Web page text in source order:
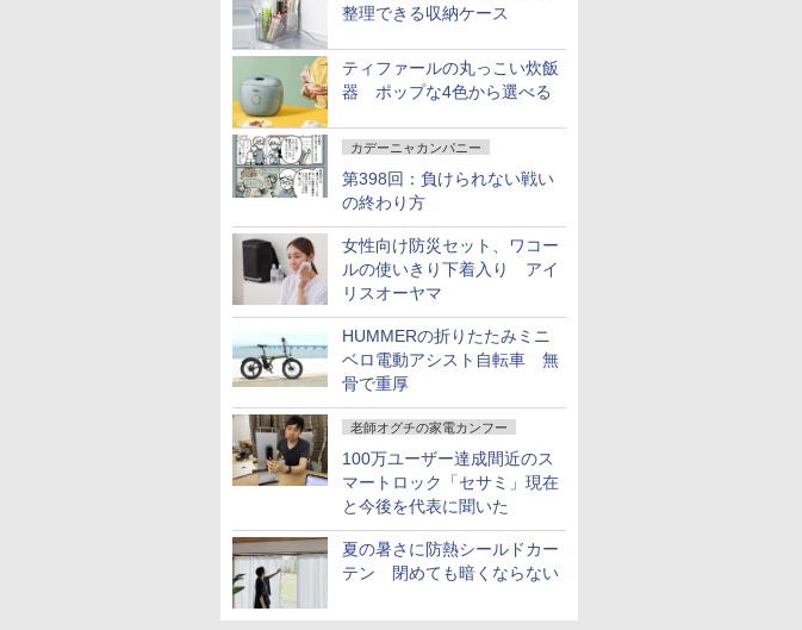
整理できる収納ケース
ティファールの丸っこい炊飯
器 ポップな4色から選べる
カデーニャカンパニー
第398回：負けられない戦い
の終わり方
女性向け防災セット、ワコー
ルの使いきり下着入り アイ
リスオーヤマ
HUMMERの折りたたみミニ
ベロ電動アシスト自転車 無
骨で重厚
老師オグチの家電カンフー
100万ユーザー達成間近のス
マートロック「セサミ」現在
と今後を代表に聞いた
夏の暑さに防熱シールドカー
テン 閉めても暗くならない